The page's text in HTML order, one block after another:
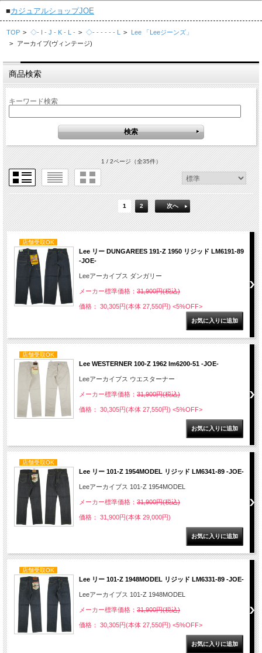
■カジュアルショップJOE
TOP > ◇- I - J - K - L - > ◇- - - - - - L > Lee 「Leeジーンズ」
> アーカイブ(ヴィンテージ)
商品検索
キーワード検索
1 / 2ページ（全35件）
1 2 次へ
店舗受取OK
Lee リー DUNGAREES 191-Z 1950 リジッド LM6191-89
-JOE-
Leeアーカイブス ダンガリー
メーカー標準価格： 31,900円(税込)
価格： 30,305円(本体 27,550円) <5%OFF>
店舗受取OK
Lee WESTERNER 100-Z 1962 lm6200-51 -JOE-
Leeアーカイブス ウエスターナー
メーカー標準価格： 31,900円(税込)
価格： 30,305円(本体 27,550円) <5%OFF>
店舗受取OK
Lee リー 101-Z 1954MODEL リジッド LM6341-89 -JOE-
Leeアーカイブス 101-Z 1954MODEL
メーカー標準価格： 31,900円(税込)
価格： 31,900円(本体 29,000円)
店舗受取OK
Lee リー 101-Z 1948MODEL リジッド LM6331-89 -JOE-
Leeアーカイブス 101-Z 1948MODEL
メーカー標準価格： 31,900円(税込)
価格： 30,305円(本体 27,550円) <5%OFF>